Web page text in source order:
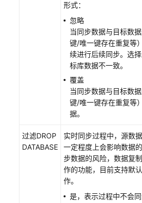
形式：
忽略
当同步数据与目标数
键/唯一键存在重复等
续进行后续同步。选
标库数据不一致。
覆盖
当同步数据与目标数
键/唯一键存在重复等
据。
过滤DROP
DATABASE
实时同步过程中，源数
一定程度上会影响数据
步数据的风险，数据复
作的功能，目前支持默
作。
是，表示过程中不会